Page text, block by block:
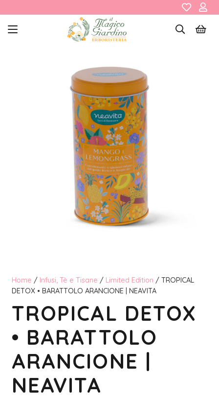
Home / Infusi, Tè e Tisane / Limited Edition / TROPICAL
DETOX • BARATTOLO ARANCIONE | NEAVITA
TROPICAL DETOX
• BARATTOLO
ARANCIONE |
NEAVITA